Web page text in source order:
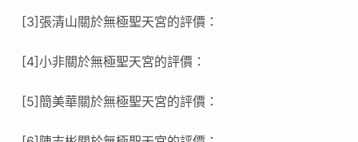
[3]張清山關於無極聖天宮的評價：
[4]小非關於無極聖天宮的評價：
[5]簡美華關於無極聖天宮的評價：